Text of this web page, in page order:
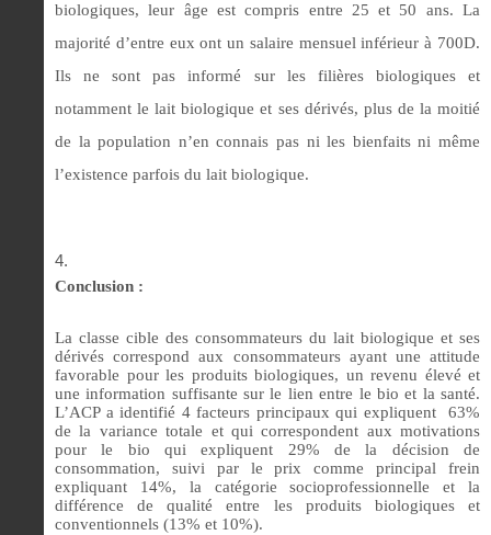
biologiques, leur âge est compris entre 25 et 50 ans. La
majorité d’entre eux ont un salaire mensuel inférieur à 700D.
Ils ne sont pas informé sur les filières biologiques et
notamment le lait biologique et ses dérivés, plus de la moitié
de la population n’en connais pas ni les bienfaits ni même
l’existence parfois du lait biologique.
Conclusion :
La classe cible des consommateurs du lait biologique et ses
dérivés correspond aux consommateurs ayant une attitude
favorable pour les produits biologiques, un revenu élevé et
une information suffisante sur le lien entre le bio et la santé.
L’ACP a identifié 4 facteurs principaux qui expliquent 63%
de la variance totale et qui correspondent aux motivations
pour le bio qui expliquent 29% de la décision de
consommation, suivi par le prix comme principal frein
expliquant 14%, la catégorie socioprofessionnelle et la
différence de qualité entre les produits biologiques et
conventionnels (13% et 10%).